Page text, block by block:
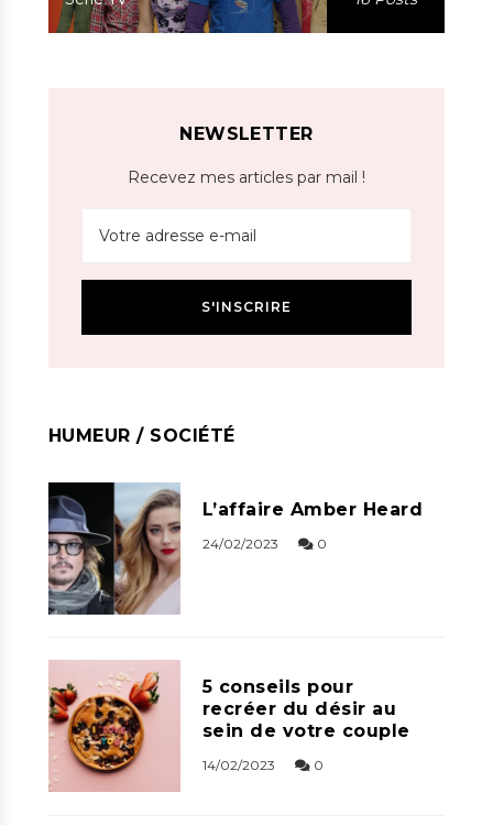
NEWSLETTER
Recevez mes articles par mail !
HUMEUR / SOCIÉTÉ
L’affaire Amber Heard
24/02/2023 0
5 conseils pour
recréer du désir au
sein de votre couple
14/02/2023 0